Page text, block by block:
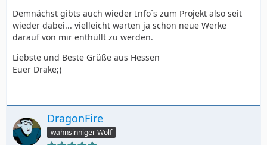
Demnächst gibts auch wieder Info´s zum Projekt also seit
wieder dabei... vielleicht warten ja schon neue Werke
darauf von mir enthüllt zu werden.
Liebste und Beste Grüße aus Hessen
Euer Drake;)
DragonFire
wahnsinniger Wolf